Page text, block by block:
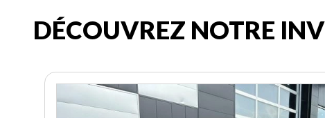
DÉCOUVREZ NOTRE